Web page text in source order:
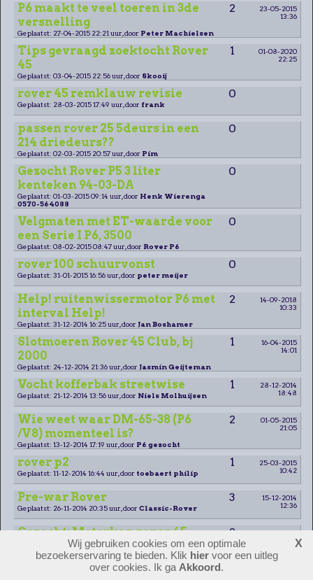
P6 maakt te veel toeren in 3de
versnelling
2
23-05-2015
13:36
Geplaatst: 27-04-2015 22:21 uur, door Peter Machielsen
Tips gevraagd zoektocht Rover
45
1
01-08-2020
22:25
Geplaatst: 03-04-2015 22:56 uur, door Skooij
rover 45 remklauw revisie 0
Geplaatst: 28-03-2015 17:49 uur, door frank
passen rover 25 5deurs in een
214 driedeurs??
0
Geplaatst: 02-03-2015 20:57 uur, door Pim
Gezocht Rover P5 3 liter
kenteken 94-03-DA
0
Geplaatst: 01-03-2015 09:14 uur, door Henk Wierenga
0570-564088
Velgmaten met ET-waarde voor
een Serie I P6, 3500
0
Geplaatst: 08-02-2015 08:47 uur, door Rover P6
rover 100 schuurvonst 0
Geplaatst: 31-01-2015 16:56 uur, door peter meijer
Help! ruitenwissermotor P6 met
interval Help!
2
14-09-2018
10:33
Geplaatst: 31-12-2014 16:25 uur, door Jan Boshamer
Slotmoeren Rover 45 Club, bj
2000
1
16-04-2015
14:01
Geplaatst: 24-12-2014 21:36 uur, door Jasmin Geijteman
Vocht kofferbak streetwise 1
28-12-2014
18:48
Geplaatst: 21-12-2014 13:56 uur, door Niels Molhuijsen
Wie weet waar DM-65-38 (P6
/V8) momenteel is?
2
01-05-2015
21:05
Geplaatst: 13-12-2014 17:19 uur, door P6 gezocht
rover p2 1
25-03-2015
10:42
Geplaatst: 11-12-2014 16:44 uur, door toebaert philip
Pre-war Rover 3
15-12-2014
12:36
Geplaatst: 26-11-2014 20:35 uur, door Classic-Rover
Gezocht: Motorkap rover 45 2
07-12-2014
14:19
Geplaatst: 18-11-2014 14:06 uur, doorJos
Rover SD1 2600 motor
Wij gebruiken cookies om een optimale
bezoekerservaring te bieden. Klik hiervoor een uitleg
over cookies. Ik ga Akkoord.
X